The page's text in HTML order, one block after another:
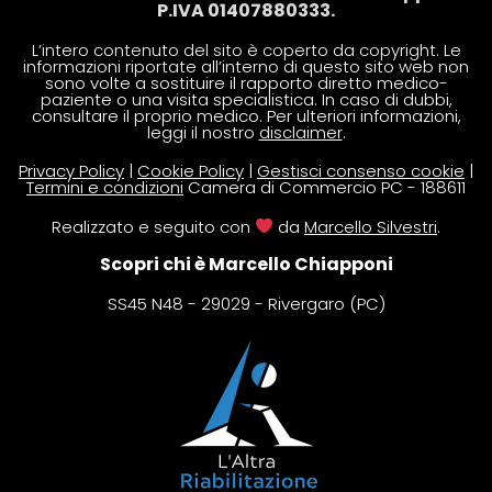
P.IVA 01407880333.
L’intero contenuto del sito è coperto da copyright. Le
informazioni riportate all’interno di questo sito web non
sono volte a sostituire il rapporto diretto medico-
paziente o una visita specialistica. In caso di dubbi,
consultare il proprio medico. Per ulteriori informazioni,
leggi il nostro disclaimer.
Privacy Policy | Cookie Policy | Gestisci consenso cookie |
Termini e condizioniCamera di Commercio PC - 188611
Realizzato e seguito con
daMarcello Silvestri.
Scopri chi è Marcello Chiapponi
SS45 N48 - 29029 - Rivergaro (PC)